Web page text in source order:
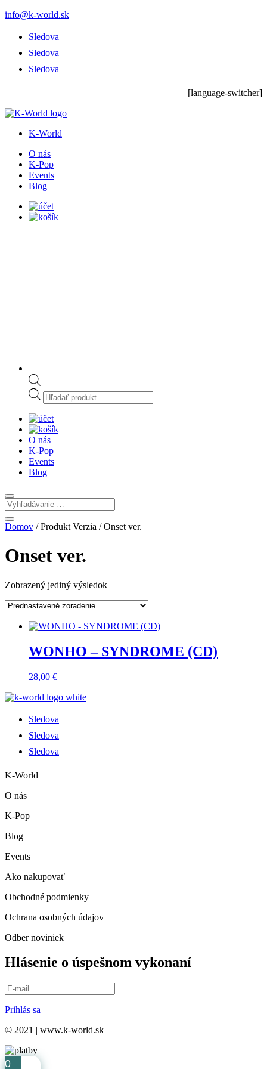
info@k-world.sk
Sledova
Sledova
Sledova
[language-switcher]
K-World
O nás
K-Pop
Events
Blog
Products
search
O nás
K-Pop
Events
Blog
Domov / Produkt Verzia / Onset ver.
Onset ver.
Zobrazený jediný výsledok
WONHO – SYNDROME (CD)
28,00 €
Sledova
Sledova
Sledova
K-World
O nás
K-Pop
Blog
Events
Ako nakupovať
Obchodné podmienky
Ochrana osobných údajov
Odber noviniek
Hlásenie o úspešnom vykonaní
Prihlás sa
© 2021 | www.k-world.sk
0